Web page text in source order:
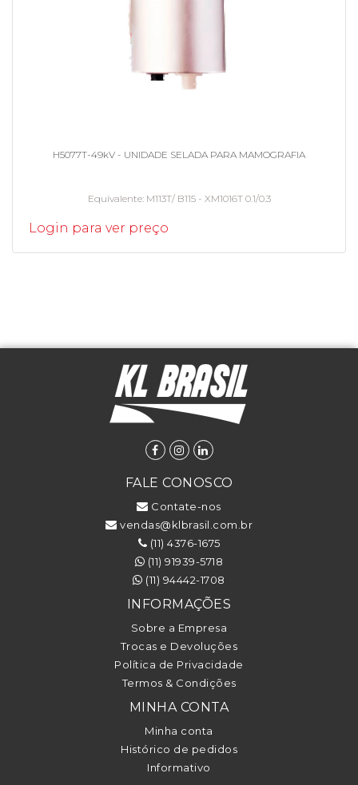
H5077T-49kV - UNIDADE SELADA PARA MAMOGRAFIA
Equivalente M113T/ B115 - XM1016T 0.1/0.3
Login para ver preço
FALE CONOSCO
Contate-nos
vendas@klbrasil.com.br
(11) 4376-1675
(11) 91939-5718
(11) 94442-1708
INFORMAÇÕES
Sobre a Empresa
Trocas e Devoluções
Política de Privacidade
Termos & Condições
MINHA CONTA
Minha conta
Histórico de pedidos
Informativo